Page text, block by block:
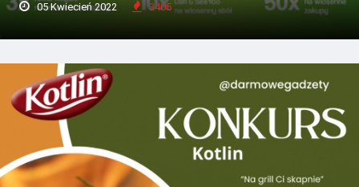
05 Kwiecień 2022 3405